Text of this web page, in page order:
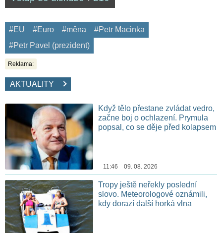
#EU #Euro #měna
#Petr Macinka
#Petr Pavel (prezident)
Reklama:
AKTUALITY
Když tělo přestane zvládat vedro,
začne boj o ochlazení. Prymula
popsal, co se děje před kolapsem
11:46 09. 08. 2026
Tropy ještě neřekly poslední
slovo. Meteorologové oznámili,
kdy dorazí další horká vlna